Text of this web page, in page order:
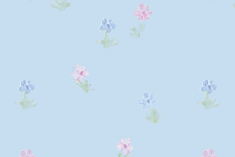
เชยชม
เอารูปมาฝากป้า ๆ ทุกคนงับ
ครั้งแรกที่พ่อหมูกับลูกหมูได้พบหน้า
ลูกหมูภีมสุดหล่อ 5 เดือน 11 วัน
ลูกหมูตัวน้อยของแม่หมูน่าสงสาร